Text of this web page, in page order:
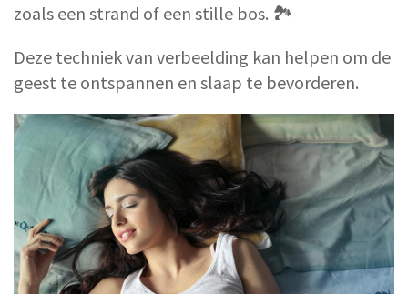
zoals een strand of een stille bos. 🏞️
Deze techniek van verbeelding kan helpen om de
geest te ontspannen en slaap te bevorderen.